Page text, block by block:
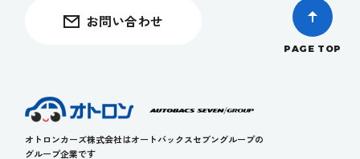
お問い合わせ
PAGE TOP
オトロンカーズ株式会社はオートバックスセブングループの
グループ企業です